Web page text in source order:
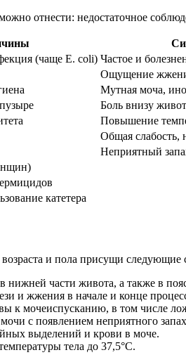
отнести: недостаточное
(чаще E. coli) Частое и
Ощущение
Мутная моча,
Боль внизу
Повышение
Общая слабость,
Неприятный
катетера
и пола присущи следующие
нижней части живота, а также в
и жжения в начале и конце
к мочеиспусканию, в том числе
с появлением неприятного
выделений и крови в моче.
тела до 37,5°C.